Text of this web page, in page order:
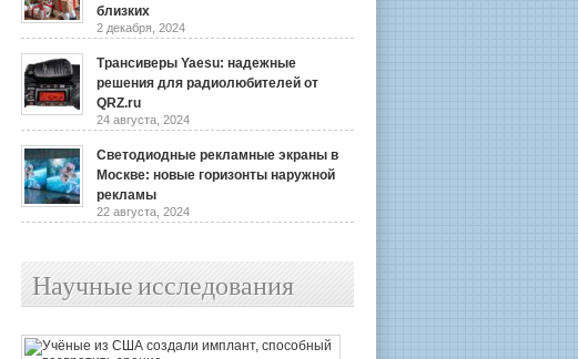
близких
2 декабря, 2024
Трансиверы Yaesu: надежные
решения для радиолюбителей от
QRZ.ru
24 августа, 2024
Светодиодные рекламные экраны в
Москве: новые горизонты наружной
рекламы
22 августа, 2024
Научные исследования